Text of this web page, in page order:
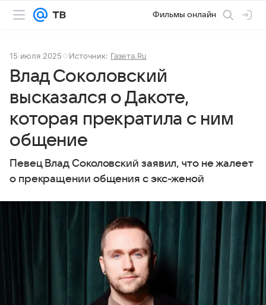
Фильмы онлайн
15 июля 2025 Источник: Газета.Ru
Влад Соколовский
высказался о Дакоте,
которая прекратила с ним
общение
Певец Влад Соколовский заявил, что не жалеет
о прекращении общения с экс-женой